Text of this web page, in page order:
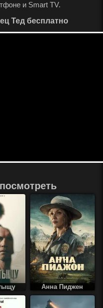
и Smart TV.
Тед бесплатно
Анна Пиджен